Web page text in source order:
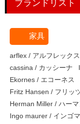
ブランドリスト
家具
arflex / アルフレックス
cassina / カッシーナ
Ekornes / エコーネス
Fritz Hansen / フリッ
Herman Miller / ハー
Ingo maurer / インゴ